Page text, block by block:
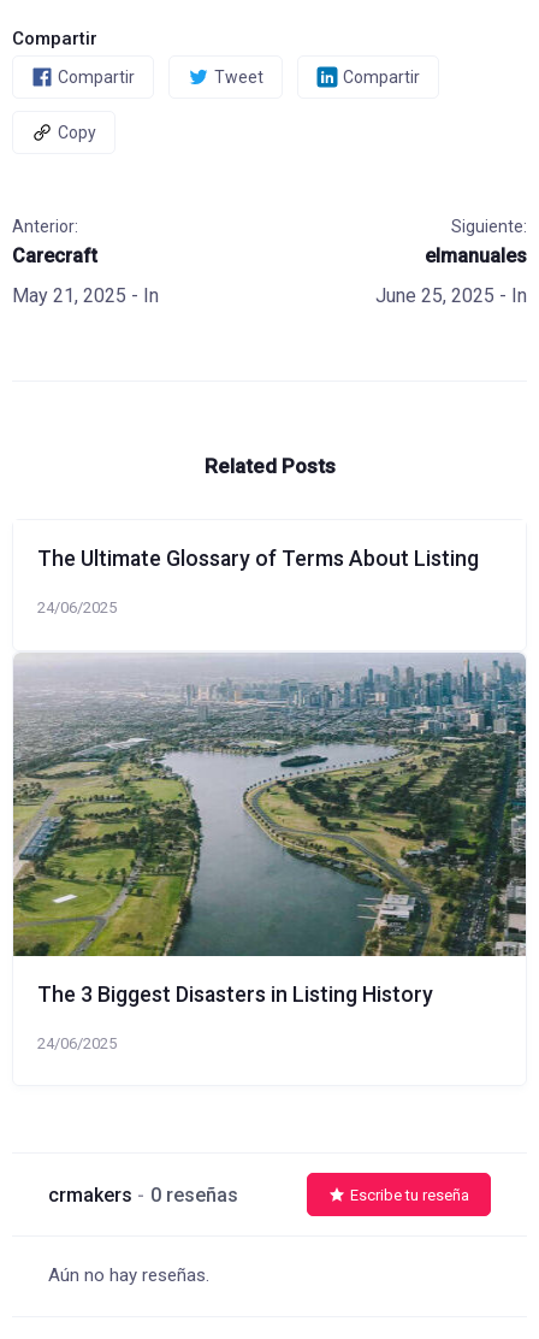
Compartir
Compartir Tweet Compartir
Copy
Anterior:
Carecraft
May 21, 2025 - In
Siguiente:
elmanuales
June 25, 2025 - In
Related Posts
The Ultimate Glossary of Terms About Listing
24/06/2025
The 3 Biggest Disasters in Listing History
24/06/2025
crmakers 0 reseñas Escribe tu reseña
Aún no hay reseñas.